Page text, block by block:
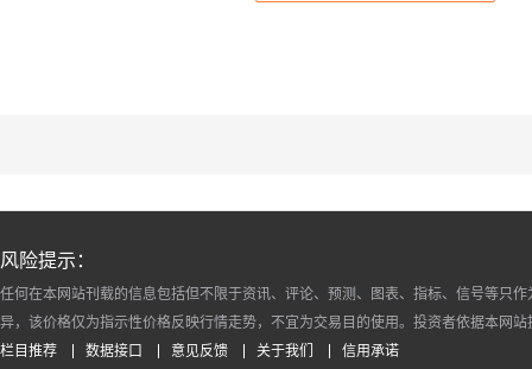
风险提示：
任何在本网站刊载的信息包括但不限于资讯、评论、预测、图表、指标、信号等只
异，该价格仅为指示性价格反映行情走势，不宜为交易目的使用。投资者依据本网
栏目推荐
数据接口 意见反馈 关于我们 信用承诺